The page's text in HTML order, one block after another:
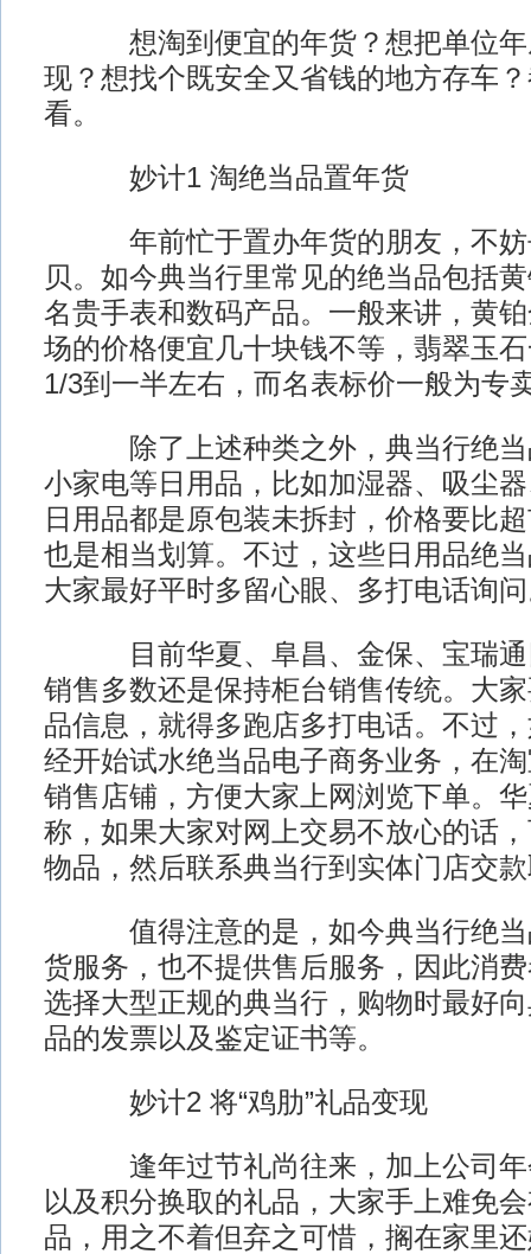
想淘到便宜的年货？想把单位年
现？想找个既安全又省钱的地方存车
看。
妙计1 淘绝当品置年货
年前忙于置办年货的朋友，不妨
贝。如今典当行里常见的绝当品包括
名贵手表和数码产品。一般来讲，黄
场的价格便宜几十块钱不等，翡翠玉
1/3到一半左右，而名表标价一般为专
除了上述种类之外，典当行绝当
小家电等日用品，比如加湿器、吸尘
日用品都是原包装未拆封，价格要比
也是相当划算。不过，这些日用品绝
大家最好平时多留心眼、多打电话询
目前华夏、阜昌、金保、宝瑞通
销售多数还是保持柜台销售传统。大
品信息，就得多跑店多打电话。不过
经开始试水绝当品电子商务业务，在
销售店铺，方便大家上网浏览下单。
称，如果大家对网上交易不放心的话
物品，然后联系典当行到实体门店交
值得注意的是，如今典当行绝当
货服务，也不提供售后服务，因此消
选择大型正规的典当行，购物时最好
品的发票以及鉴定证书等。
妙计2 将“鸡肋”礼品变现
逢年过节礼尚往来，加上公司年
以及积分换取的礼品，大家手上难免会
品，用之不着但弃之可惜，搁在家里